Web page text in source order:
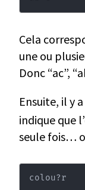
Cela
une ou
Donc “ac”,
Ensuite, il y a
indique que
seule fois…
colou?r